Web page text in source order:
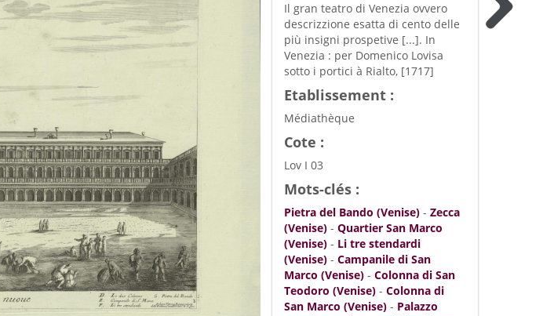
Il gran teatro di Venezia ovvero
descrizzione esatta di cento delle
più insigni prospetive [...]. In
Venezia : per Domenico Lovisa
sotto i portici à Rialto, [1717]
Etablissement :
Médiathèque
Cote :
Lov I 03
Mots-clés :
Pietra del Bando (Venise)- Zecca
(Venise)- Quartier San Marco
(Venise)- Li tre stendardi
(Venise)- Campanile di San
Marco (Venise)- Colonna di San
Teodoro (Venise)- Colonna di
San Marco (Venise)- Palazzo